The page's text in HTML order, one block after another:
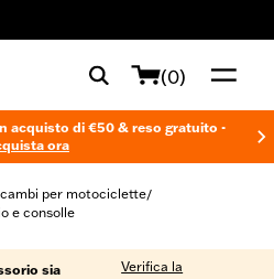
(0)
acquisto di €50 & reso gratuito -
ora
per motociclette/
e consolle
sia
Verifica la